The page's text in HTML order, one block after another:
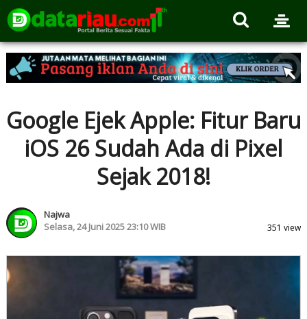
Google Ejek Apple: Fitur Baru
iOS 26 Sudah Ada di Pixel
Sejak 2018!
Najwa
Selasa, 24 Juni 2025 23:10 WIB
351 view